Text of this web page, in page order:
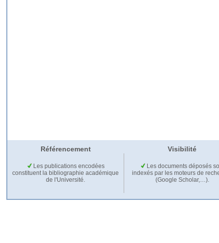
Référencement Visibilité
Les publications encodées
constituent la bibliographie académique
de l'Université.
Les documents déposés
indexés par les moteurs de
(Google Scholar,…).